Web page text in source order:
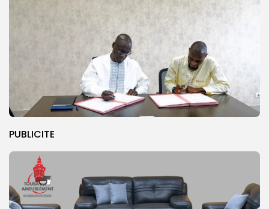
PUBLICITE